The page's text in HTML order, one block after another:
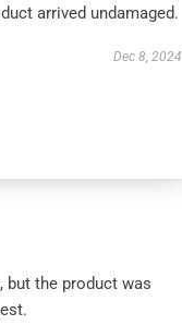
arrived undamaged.
Dec 8, 2024
but the product was